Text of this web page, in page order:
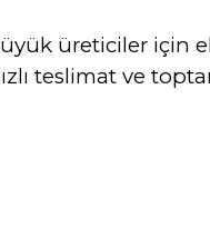
üreticiler için
teslimat ve